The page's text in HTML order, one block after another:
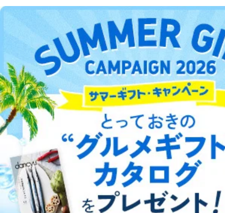
その他
総合案内
アフィリエイト 採用情報
プレスリリース お問い合わせ
利用規約プライバシーポリシー 特定商取引法に基づく表示
出版社の皆様へ
投資家の皆様へサイトマップ